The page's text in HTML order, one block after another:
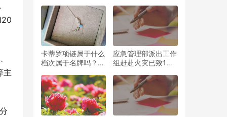
主
聚，如春运热潮的气
息
卡蒂罗项链属于什么
档次属于名牌吗？卡
应急管理部派出工作
组赶赴火灾已致1人
火灾现场